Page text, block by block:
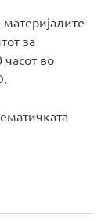
за
часот во